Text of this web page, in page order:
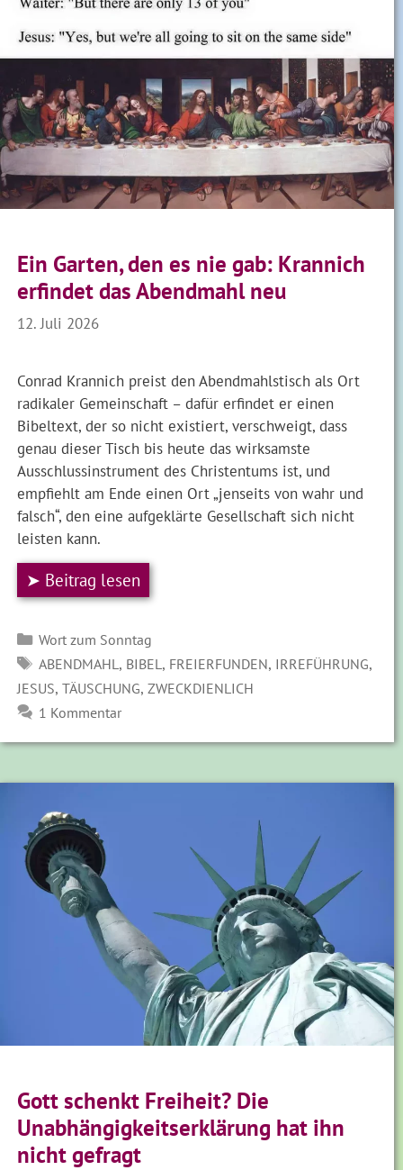
Ein Garten, den es nie gab: Krannich
erfindet das Abendmahl neu
12. Juli 2026
Conrad Krannich preist den Abendmahlstisch als Ort
radikaler Gemeinschaft – dafür erfindet er einen
Bibeltext, der so nicht existiert, verschweigt, dass
genau dieser Tisch bis heute das wirksamste
Ausschlussinstrument des Christentums ist, und
empfiehlt am Ende einen Ort „jenseits von wahr und
falsch“, den eine aufgeklärte Gesellschaft sich nicht
leisten kann.
➤ Beitrag lesen
Kategorien
Wort zum Sonntag
SCHLAGWÖRTER
ABENDMAHL, BIBEL, FREIERFUNDEN, IRREFÜHRUNG,
JESUS,TÄUSCHUNG,ZWECKDIENLICH
1 Kommentar
Gott schenkt Freiheit? Die
Unabhängigkeitserklärung hat ihn
nicht gefragt